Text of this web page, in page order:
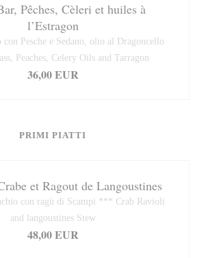
Pêches, Cèleri et huiles à
l’Estragon
con Pesche e Sedano, olio al Dragoncello
Peaches, Celery Oils and Tarragon
36,00 EUR
PRIMI PIATTI
et Ragout de Langoustines
con ragù di Scampi *** Crab Ravioli
and langoustines Stew
48,00 EUR